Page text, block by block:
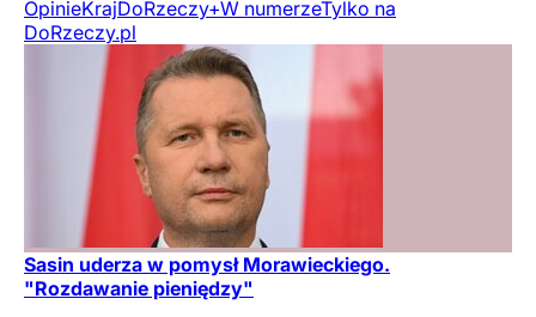
OpinieKrajDoRzeczy+W numerzeTylko na
DoRzeczy.pl
Sasin uderza w pomysł Morawieckiego.
"Rozdawanie pieniędzy"